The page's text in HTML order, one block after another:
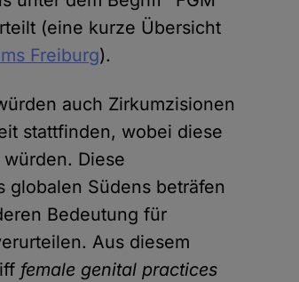
(eine kurze Übersicht
Freiburg).
auch Zirkumzisionen
stattfinden, wobei diese
Diese
globalen Südens beträfen
Bedeutung für
Aus diesem
female genital practices